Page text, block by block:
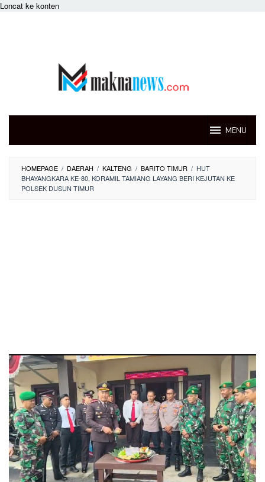
Loncat ke konten
MENU
HOMEPAGE / DAERAH / KALTENG / BARITO TIMUR / HUT
BHAYANGKARA KE-80, KORAMIL TAMIANG LAYANG BERI KEJUTAN KE
POLSEK DUSUN TIMUR